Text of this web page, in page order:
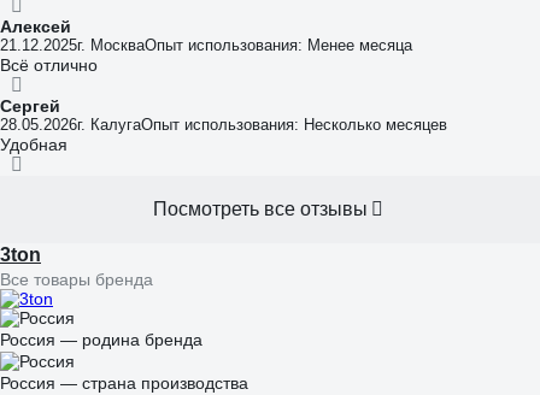
Алексей
21.12.2025г. МоскваОпыт использования: Менее месяца
Всё отлично
Сергей
28.05.2026г. КалугаОпыт использования: Несколько месяцев
Удобная
Посмотреть все отзывы
3ton
Все товары бренда
Россия — родина бренда
Россия — страна производства